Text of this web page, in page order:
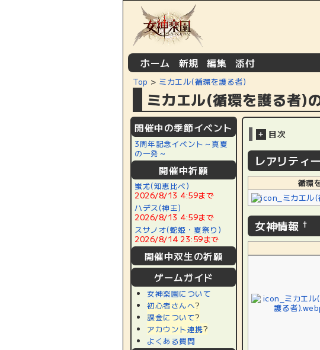
[ホーム 新規 |編集 |添付
Top > ミカエル(循環を護る者)
ミカエル(循環を護る者)
開催中の季節イベント
3周年記念イベント～真夏
の一発～
開催中祈願
蚩尤(知恵比べ)
2026/8/13 4:59まで
ハデス(神王)
2026/8/13 4:59まで
スサノオ(蛇姫・夏祭り)
2026/8/14 23:59まで
開催中双生の祈願
ゲームガイド
女神楽園について
初心者さんへ?
課金について?
アカウント連携?
よくある質問
+ 目次
レアリティ
循環
女神情報 †